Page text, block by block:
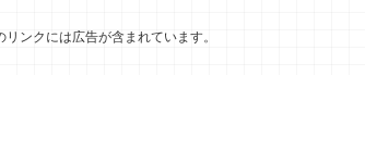
リンクには広告が含まれています。